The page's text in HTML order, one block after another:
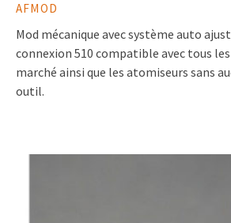
AFMOD
Mod mécanique avec système auto
connexion 510 compatible avec tous
marché ainsi que les atomiseurs sans
outil.